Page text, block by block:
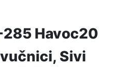
285 Havoc20
Sivi